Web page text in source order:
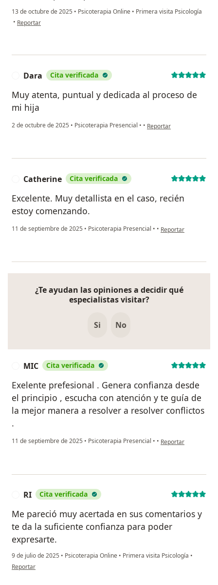
13 de octubre de 2025 • Psicoterapia Online • Primera visita Psicología
• en opinión del usuario Yessenia
Reportar
Dara Cita verificada
Muy atenta, puntual y dedicada al proceso de
mi hija
2 de octubre de 2025 • Psicoterapia Presencial • • en opinión del usuario
Reportar
Catherine Cita verificada
Excelente. Muy detallista en el caso, recién
estoy comenzando.
11 de septiembre de 2025 • Psicoterapia Presencial • • en opinión del
Reportar
¿Te ayudan las opiniones a decidir qué
especialistas visitar?
Si No
MIC Cita verificada
Exelente prefesional . Genera confianza desde
el principio , escucha con atención y te guía de
la mejor manera a resolver a resolver conflictos
.
11 de septiembre de 2025 • Psicoterapia Presencial • • en opinión del
Reportar
RI Cita verificada
Me pareció muy acertada en sus comentarios y
te da la suficiente confianza para poder
expresarte.
9 de julio de 2025 • Psicoterapia Online • Primera visita Psicología •
en opinión del usuario RI
Reportar